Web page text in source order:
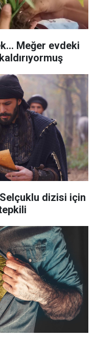
Meğer evdeki
dizisi için